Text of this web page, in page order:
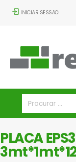
INICIAR SESSÃO
PLACA